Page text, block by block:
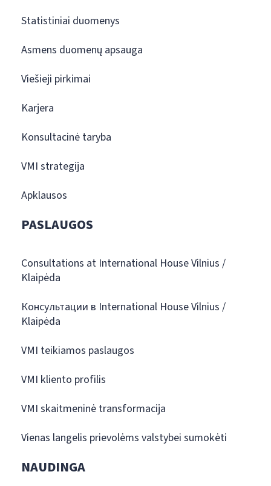
Statistiniai duomenys
Asmens duomenų apsauga
Viešieji pirkimai
Karjera
Konsultacinė taryba
VMI strategija
Apklausos
PASLAUGOS
Consultations at International House Vilnius /
Klaipėda
Консультации в International House Vilnius /
Klaipėda
VMI teikiamos paslaugos
VMI kliento profilis
VMI skaitmeninė transformacija
Vienas langelis prievolėms valstybei sumokėti
NAUDINGA